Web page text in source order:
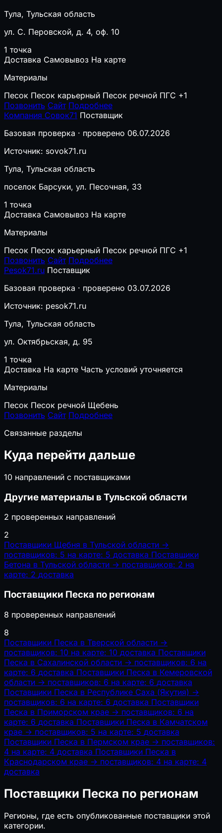
Тула, Тульская область
ул. С. Перовской, д. 4, оф. 10
1 точка
Доставка Самовывоз На карте
Материалы
Песок Песок карьерный Песок речной ПГС +1
Позвонить Сайт Подробнее
Компания Совок71 Поставщик
Базовая проверка · проверено 06.07.2026
Источник: sovok71.ru
Тула, Тульская область
поселок Барсуки, ул. Песочная, 33
1 точка
Доставка Самовывоз На карте
Материалы
Песок Песок карьерный Песок речной ПГС +1
Позвонить Сайт Подробнее
Pesok71.ru Поставщик
Базовая проверка · проверено 03.07.2026
Источник: pesok71.ru
Тула, Тульская область
ул. Октябрьская, д. 95
1 точка
Доставка На карте Часть условий уточняется
Материалы
Песок Песок речной Щебень
Позвонить Сайт Подробнее
Связанные разделы
Куда перейти дальше
10 направлений с поставщиками
Другие материалы в Тульской области
2 проверенных направлений
2
Поставщики Щебня в Тульской области →
поставщиков: 5 на карте: 5 доставка Поставщики
Бетона в Тульской области → поставщиков: 2 на
карте: 2 доставка
Поставщики Песка по регионам
8 проверенных направлений
8
Поставщики Песка в Тверской области →
поставщиков: 10 на карте: 10 доставка Поставщики
Песка в Сахалинской области → поставщиков: 6 на
карте: 6 доставка Поставщики Песка в Кемеровской
области → поставщиков: 6 на карте: 6 доставка
Поставщики Песка в Республике Саха (Якутия) →
поставщиков: 6 на карте: 6 доставка Поставщики
Песка в Приморском крае → поставщиков: 6 на
карте: 6 доставка Поставщики Песка в Камчатском
крае → поставщиков: 5 на карте: 5 доставка
Поставщики Песка в Пермском крае → поставщиков:
4 на карте: 4 доставка Поставщики Песка в
Краснодарском крае → поставщиков: 4 на карте: 4
доставка
Поставщики Песка по регионам
Регионы, где есть опубликованные поставщики этой
категории.